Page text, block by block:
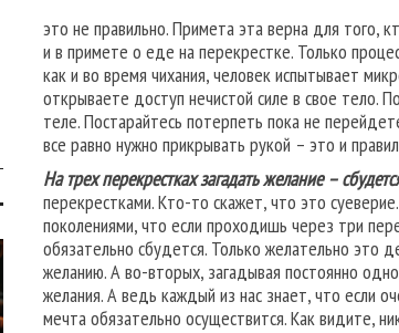
это не правильно. Примета эта верна для того,
и в примете о еде на перекрестке. Только
как и во время чихания, человек испытывает
открываете доступ нечистой силе в свое тело.
теле. Постарайтесь потерпеть пока не
все равно нужно прикрывать рукой – это и
На трех перекрестках загадать желание –
перекрестками. Кто-то скажет, что это
поколениями, что если проходишь через три
обязательно сбудется. Только желательно это
желанию. А во-вторых, загадывая постоянно
желания. А ведь каждый из нас знает, что если
мечта обязательно осуществится. Как видите,